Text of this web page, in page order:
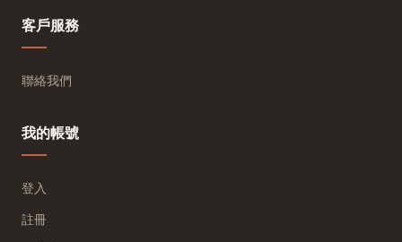
客戶服務
聯絡我們
我的帳號
登入
註冊